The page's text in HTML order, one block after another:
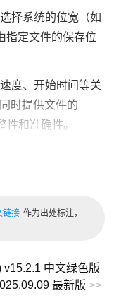
择系统的位宽（如
指定文件的保存位
度、开始时间等关
时提供文件的
和准确性。
适的版本进行下
的教育版等。
链接 作为出处标注，
中文绿色版
最新版 >>